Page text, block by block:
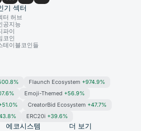
기 섹터
터 허브
공지능
파이
코인
테이블코인들
Flaunch Ecosystem +974.9%
Emoji-Themed +56.9%
CreatorBid Ecosystem +47.7%
ERC20i +39.6%
에코시스템 더 보기